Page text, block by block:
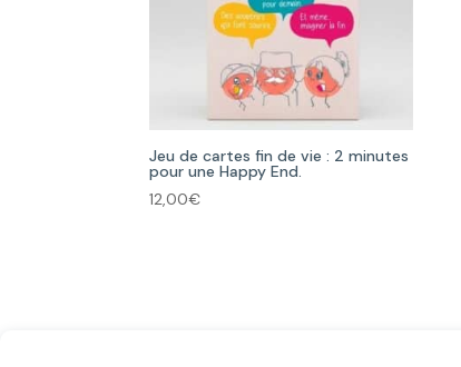
Jeu de cartes fin de vie : 2 minutes
pour une Happy End.
12,00€